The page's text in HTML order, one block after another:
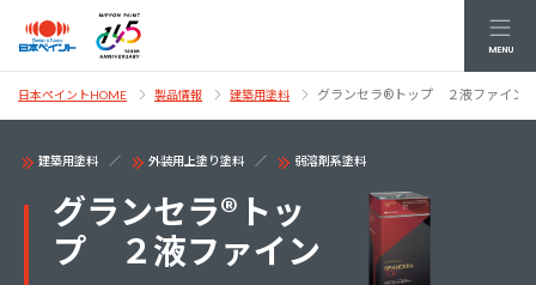
MENU
日本ペイントHOME 製品情報 建築用塗料 グランセラ®トップ ２液ファイン
建築用塗料 外装用上塗り塗料 弱溶剤系塗料
グランセラ®トッ
プ ２液ファイン